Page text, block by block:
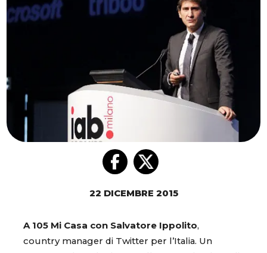
22 DICEMBRE 2015
A 105 Mi Casa con Salvatore Ippolito,
country manager di Twitter per l’Italia. Un